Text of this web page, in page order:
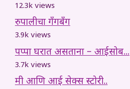
12.3k views
रुपालीचा गँगबँग
3.9k views
पप्पा घरात असताना – आईसोब...
3.7k views
मी आणि आई सेक्स स्टोरी..